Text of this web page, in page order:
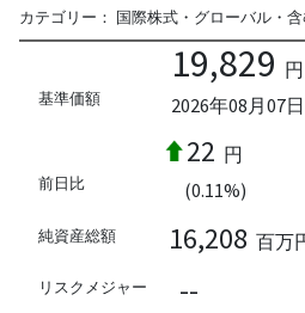
カテゴリー： 国際株式・グローバル・含
基準価額
19,829 円
2026年08月07日
前日比
22 円
(0.11%)
純資産総額 16,208 百万
リスクメジャー --